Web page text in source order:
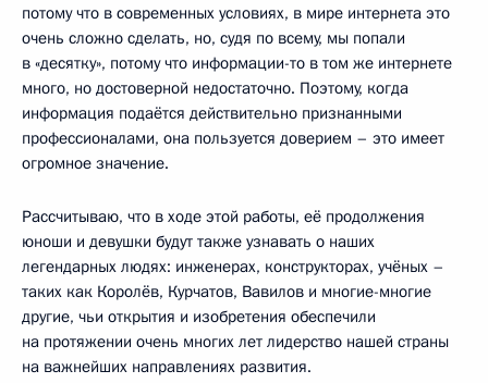
потому что в современных условиях, в мире интернета это
очень сложно сделать, но, судя по всему, мы попали
в «десятку», потому что информации-то в том же интернете
много, но достоверной недостаточно. Поэтому, когда
информация подаётся действительно признанными
профессионалами, она пользуется доверием – это имеет
огромное значение.
Рассчитываю, что в ходе этой работы, её продолжения
юноши и девушки будут также узнавать о наших
легендарных людях: инженерах, конструкторах, учёных –
таких как Королёв, Курчатов, Вавилов и многие-многие
другие, чьи открытия и изобретения обеспечили
на протяжении очень многих лет лидерство нашей страны
на важнейших направлениях развития.